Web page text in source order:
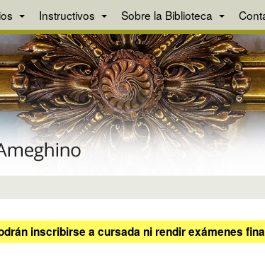
Instructivos Sobre la Biblioteca
inscribirse a cursada ni rendir exámenes